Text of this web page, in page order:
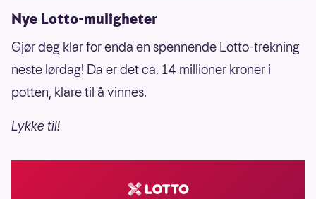
Nye Lotto-muligheter
Gjør deg klar for enda en spennende Lotto-trekning
neste lørdag! Da er det ca. 14 millioner kroner i
potten, klare til å vinnes.
Lykke til!